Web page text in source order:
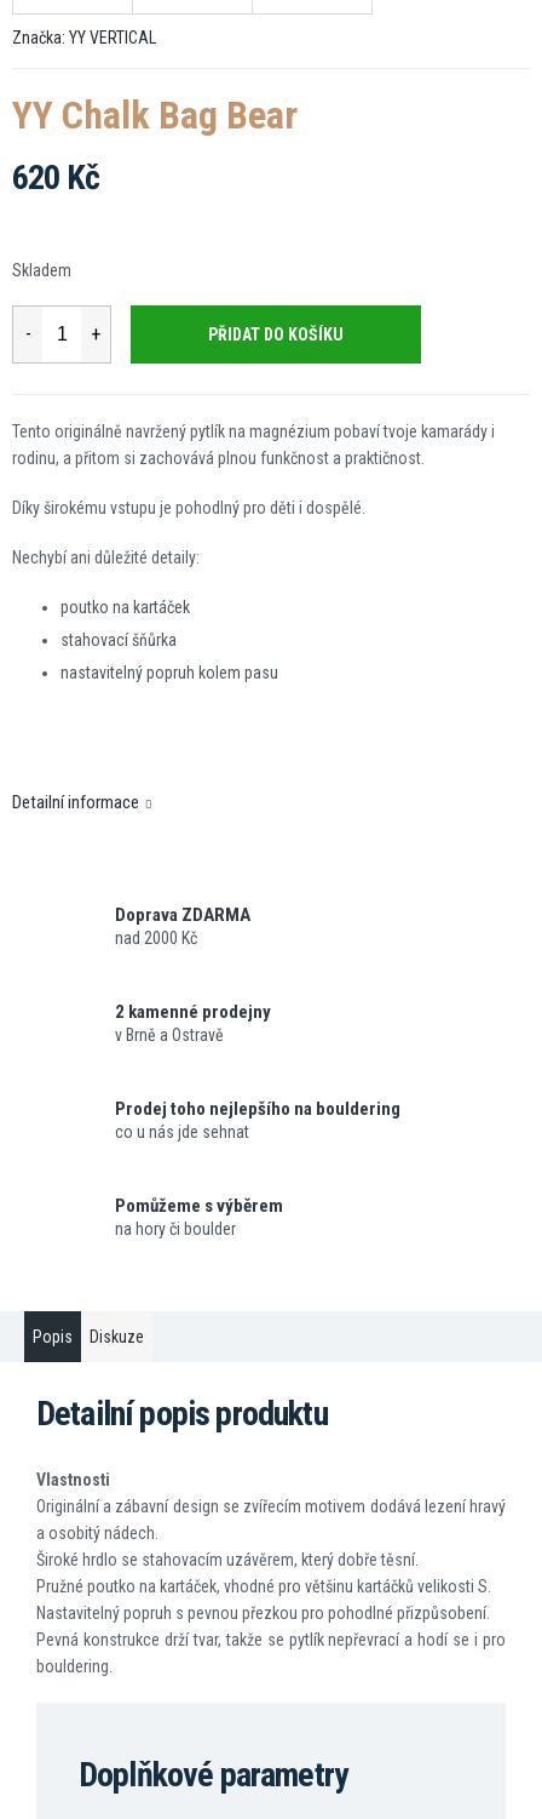
Značka: YY VERTICAL
YY Chalk Bag Bear
620 Kč
Skladem
PŘIDAT DO KOŠÍKU
Tento originálně navržený pytlík na magnézium pobaví tvoje kamarády i
rodinu, a přitom si zachovává plnou funkčnost a praktičnost.
Díky širokému vstupu je pohodlný pro děti i dospělé.
Nechybí ani důležité detaily:
poutko na kartáček
stahovací šňůrka
nastavitelný popruh kolem pasu
Detailní informace
Doprava ZDARMA
nad 2000 Kč
2 kamenné prodejny
v Brně a Ostravě
Prodej toho nejlepšího na bouldering
co u nás jde sehnat
Pomůžeme s výběrem
na hory či boulder
Popis Diskuze
Detailní popis produktu
Vlastnosti
Originální a zábavní design se zvířecím motivem dodává lezení hravý
a osobitý nádech.
Široké hrdlo se stahovacím uzávěrem, který dobře těsní.
Pružné poutko na kartáček, vhodné pro většinu kartáčků velikosti S.
Nastavitelný popruh s pevnou přezkou pro pohodlné přizpůsobení.
Pevná konstrukce drží tvar, takže se pytlík nepřevrací a hodí se i pro
bouldering.
Doplňkové parametry